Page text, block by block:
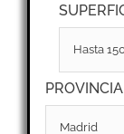
PROVINCIA